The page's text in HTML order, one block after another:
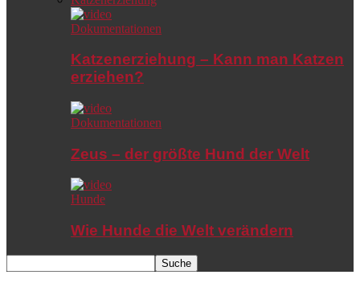
Dokumentationen
Katzenerziehung – Kann man Katzen
erziehen?
Dokumentationen
Zeus – der größte Hund der Welt
Hunde
Wie Hunde die Welt verändern